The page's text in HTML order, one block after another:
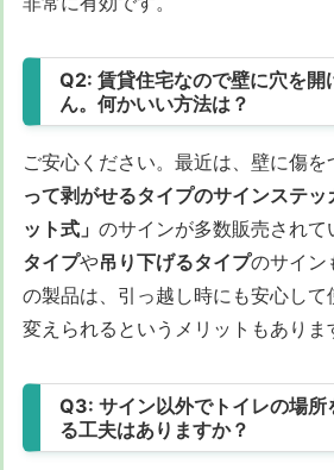
Q2: 賃貸住宅なので壁に穴を開
ん。何かいい方法は？
ご安心ください。最近は、壁に傷を
って剥がせるタイプのサインステッ
ット式」 のサインが多数販売されて
タイプや吊り下げるタイプのサイン
の製品は、引っ越し時にも安心して
変えられるというメリットもありま
Q3: サイン以外でトイレの場所
る工夫はありますか？